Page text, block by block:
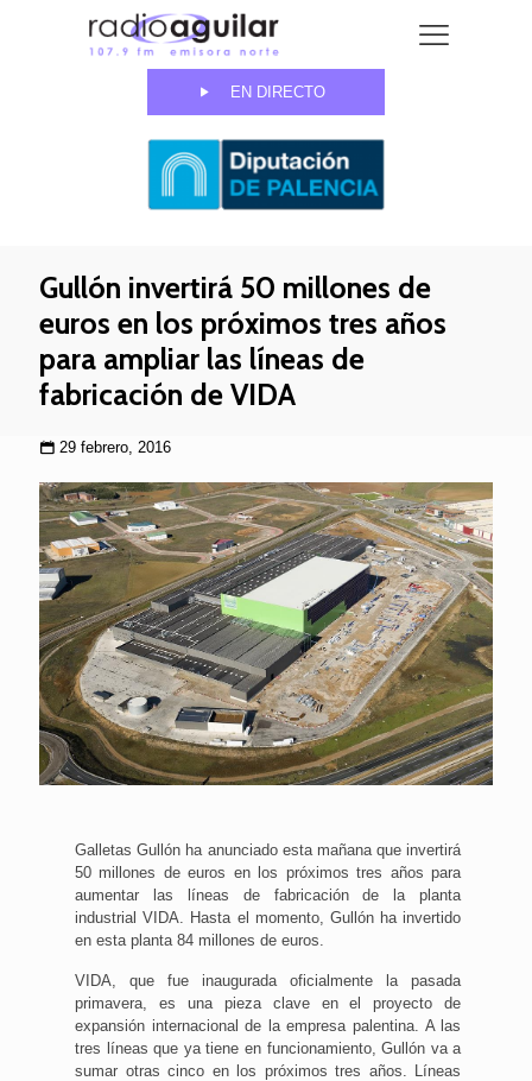
EN DIRECTO
Gullón invertirá 50 millones de
euros en los próximos tres años
para ampliar las líneas de
fabricación de VIDA
29 febrero, 2016
Galletas Gullón ha anunciado esta mañana que invertirá
50 millones de euros en los próximos tres años para
aumentar las líneas de fabricación de la planta
industrial VIDA. Hasta el momento, Gullón ha invertido
en esta planta 84 millones de euros.
VIDA, que fue inaugurada oficialmente la pasada
primavera, es una pieza clave en el proyecto de
expansión internacional de la empresa palentina. A las
tres líneas que ya tiene en funcionamiento, Gullón va a
sumar otras cinco en los próximos tres años. Líneas